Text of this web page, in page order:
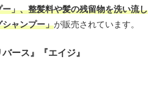
」、整髪料や髪の残留物を洗い流し
ャンプー」が販売されています。
ース』『エイジ』